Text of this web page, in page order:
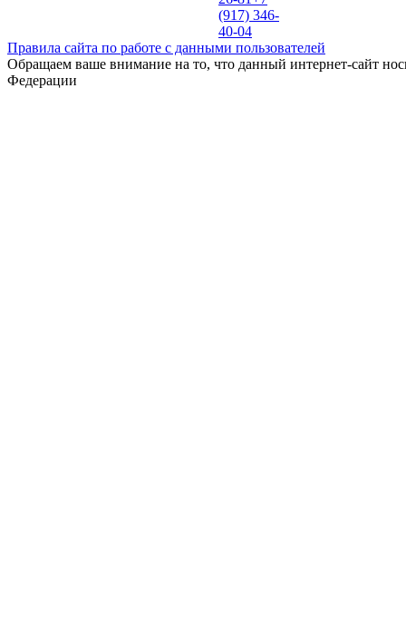
(917) 346-
40-04
Правила сайта по работе с данными пользователей
Обращаем ваше внимание на то, что данный интернет-сайт
Федерации